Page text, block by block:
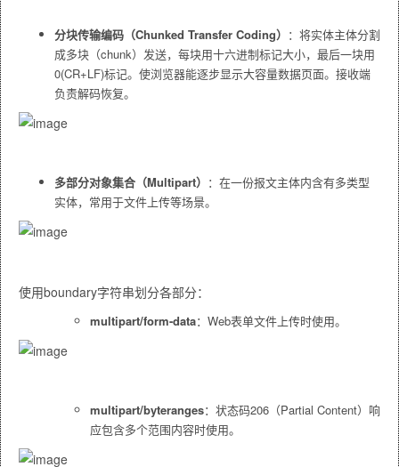
分块传输编码（Chunked Transfer Coding） ：将实体主体分割
成多块（chunk）发送，每块用十六进制标记大小，最后一块用
0(CR+LF)标记。使浏览器能逐步显示大容量数据页面。接收端
负责解码恢复。
多部分对象集合（Multipart） ：在一份报文主体内含有多类型
实体，常用于文件上传等场景。
使用boundary字符串划分各部分：
multipart/form-data：Web表单文件上传时使用。
multipart/byteranges：状态码206（Partial Content）响
应包含多个范围内容时使用。